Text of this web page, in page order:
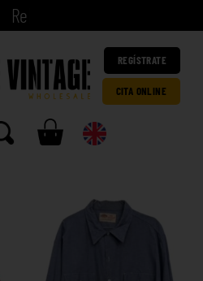
|
REGÍSTRATE
CITA ONLINE